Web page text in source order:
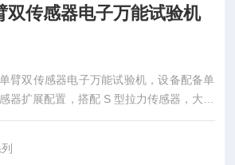
双传感器电子万能试验机
臂双传感器电子万能试验机，设备配备单
器扩展配置，搭配 S 型拉力传感器，大量
），负责大载荷测试；小量程高精度传感
、双量程覆盖"。